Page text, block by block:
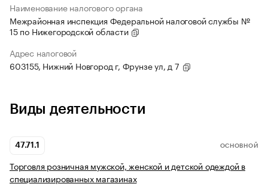
Наименование налогового органа
Межрайонная инспекция Федеральной налоговой службы №
15 по Нижегородской области
Адрес налоговой
603155, Нижний Новгород г, Фрунзе ул, д 7
Виды деятельности
47.71.1 ОСНОВНОЙ
Торговля розничная мужской, женской и детской одеждой в
специализированных магазинах